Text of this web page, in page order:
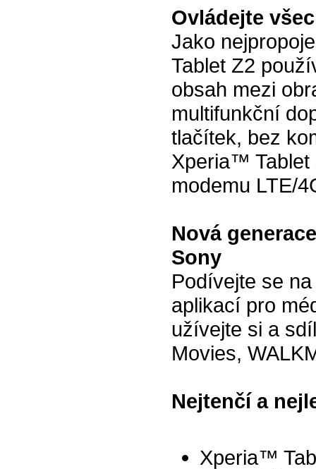
Ovládejte
Jako
Tablet Z2
obsah mezi
multifunkční
tlačítek, bez
Xperia™ Tablet
modemu LTE/
Nová
Sony
Podívejte se
aplikací pro
užívejte si a
Movies,
Nejtenčí a
Xperia™